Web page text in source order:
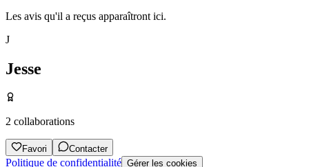
Les avis qu'il a reçus apparaîtront ici.
J
Jesse
2 collaborations
Favori Contacter
Politique de confidentialité Gérer les cookies